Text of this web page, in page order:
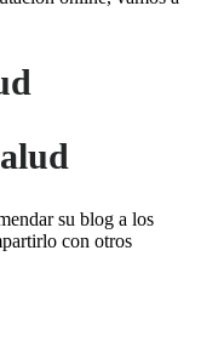
su blog a los
con otros